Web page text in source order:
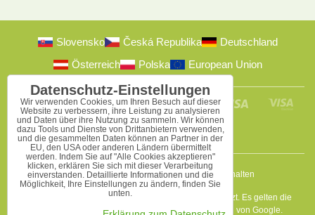
Slovensko Česká Republika
Deutschland
Österreich
Polska European Union
2009-2026 © Bomba s.r.o.Alle Rechte vorbehalten
Diese Seite ist durch reCAPTCHA und Google geschützt. Es gelten die
Datenschutzbestimmungena Nutzungsbedingungen von Google.
Datenschutz-Einstellungen
Wir verwenden Cookies, um Ihren Besuch auf dieser
Website zu verbessern, ihre Leistung zu analysieren
und Daten über ihre Nutzung zu sammeln. Wir können
dazu Tools und Dienste von Drittanbietern verwenden,
und die gesammelten Daten können an Partner in der
EU, den USA oder anderen Ländern übermittelt
werden. Indem Sie auf "Alle Cookies akzeptieren"
klicken, erklären Sie sich mit dieser Verarbeitung
einverstanden. Detaillierte Informationen und die
Möglichkeit, Ihre Einstellungen zu ändern, finden Sie
unten.